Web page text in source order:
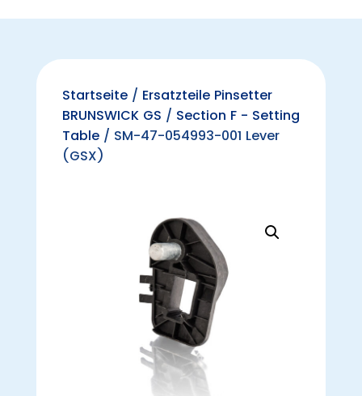
Startseite/ Ersatzteile Pinsetter
BRUNSWICK GS / Section F - Setting
Table/ SM-47-054993-001 Lever
(GSX)